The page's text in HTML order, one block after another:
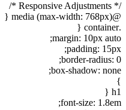
/* Responsive Adjustments */
@media (max-width: 768px) {
.container {
margin: 10px auto;
padding: 15px;
border-radius: 0;
box-shadow: none;
}
h1 {
font-size: 1.8em;